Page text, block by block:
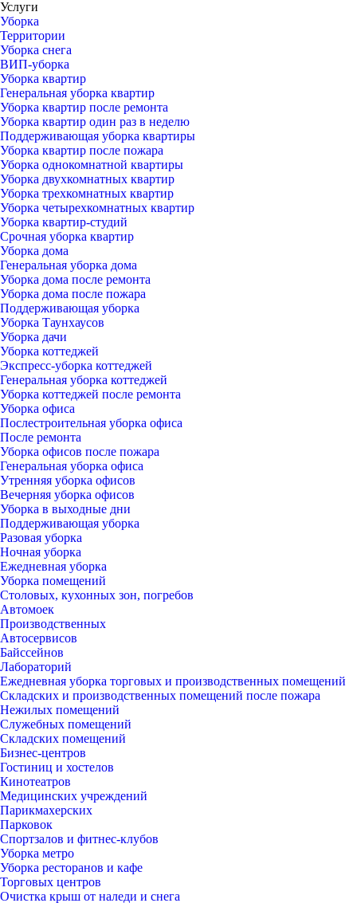
Услуги
Уборка
Территории
Уборка снега
ВИП-уборка
Уборка квартир
Генеральная уборка квартир
Уборка квартир после ремонта
Уборка квартир один раз в неделю
Поддерживающая уборка квартиры
Уборка квартир после пожара
Уборка однокомнатной квартиры
Уборка двухкомнатных квартир
Уборка трехкомнатных квартир
Уборка четырехкомнатных квартир
Уборка квартир-студий
Срочная уборка квартир
Уборка дома
Генеральная уборка дома
Уборка дома после ремонта
Уборка дома после пожара
Поддерживающая уборка
Уборка Таунхаусов
Уборка дачи
Уборка коттеджей
Экспресс-уборка коттеджей
Генеральная уборка коттеджей
Уборка коттеджей после ремонта
Уборка офиса
Послестроительная уборка офиса
После ремонта
Уборка офисов после пожара
Генеральная уборка офиса
Утренняя уборка офисов
Вечерняя уборка офисов
Уборка в выходные дни
Поддерживающая уборка
Разовая уборка
Ночная уборка
Ежедневная уборка
Уборка помещений
Столовых, кухонных зон, погребов
Автомоек
Производственных
Автосервисов
Байссейнов
Лабораторий
Ежедневная уборка торговых и производственных помещений
Складских и производственных помещений после пожара
Нежилых помещений
Служебных помещений
Складских помещений
Бизнес-центров
Гостиниц и хостелов
Кинотеатров
Медицинских учреждений
Парикмахерских
Парковок
Спортзалов и фитнес-клубов
Уборка метро
Уборка ресторанов и кафе
Торговых центров
Очистка крыш от наледи и снега